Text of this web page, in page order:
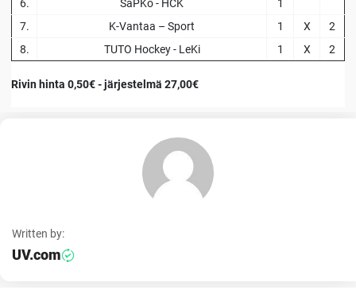
6.
SaPKo - HCK
1
7.
K-Vantaa – Sport 1 X
2
8.
TUTO Hockey - LeKi 1 X 2
Rivin hinta 0,50€ - järjestelmä 27,00€
Written by:
UV.com